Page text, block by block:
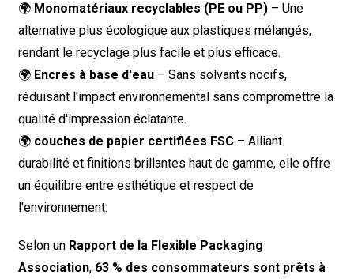
🌍 Monomatériaux recyclables (PE ou PP)– Une
alternative plus écologique aux plastiques mélangés,
rendant le recyclage plus facile et plus efficace.
🌍 Encres à base d'eau– Sans solvants nocifs,
réduisant l'impact environnemental sans compromettre la
qualité d'impression éclatante.
🌍 couches de papier certifiées FSC– Alliant
durabilité et finitions brillantes haut de gamme, elle offre
un équilibre entre esthétique et respect de
l'environnement.
Selon un Rapport de la Flexible Packaging
Association, 63 % des consommateurs sont prêts à